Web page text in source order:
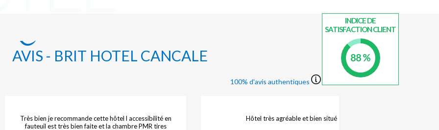
AVIS - BRIT HOTEL CANCALE
100% d'avis authentiques
INDICE DE
SATISFACTION CLIENT
88 %
accessibilité en
PMR tires
Hôtel très agréable et bien situé
Belle expérience, l'hotel est situé sur les hauteurs de